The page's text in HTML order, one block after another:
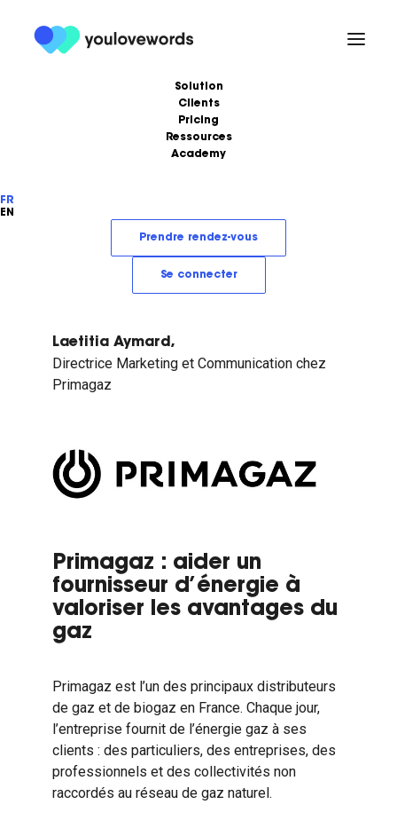
Solution
Clients
Pricing
Ressources
LoveLetter
Academy
FR
EN
Prendre rendez-vous
Se connecter
Laetitia Aymard,
Directrice Marketing et Communication chez
Primagaz
Primagaz : aider un
fournisseur d’énergie à
valoriser les avantages du
gaz
Primagaz est l’un des principaux distributeurs
de gaz et de biogaz en France. Chaque jour,
l’entreprise fournit de l’énergie gaz à ses
clients : des particuliers, des entreprises, des
professionnels et des collectivités non
raccordés au réseau de gaz naturel.